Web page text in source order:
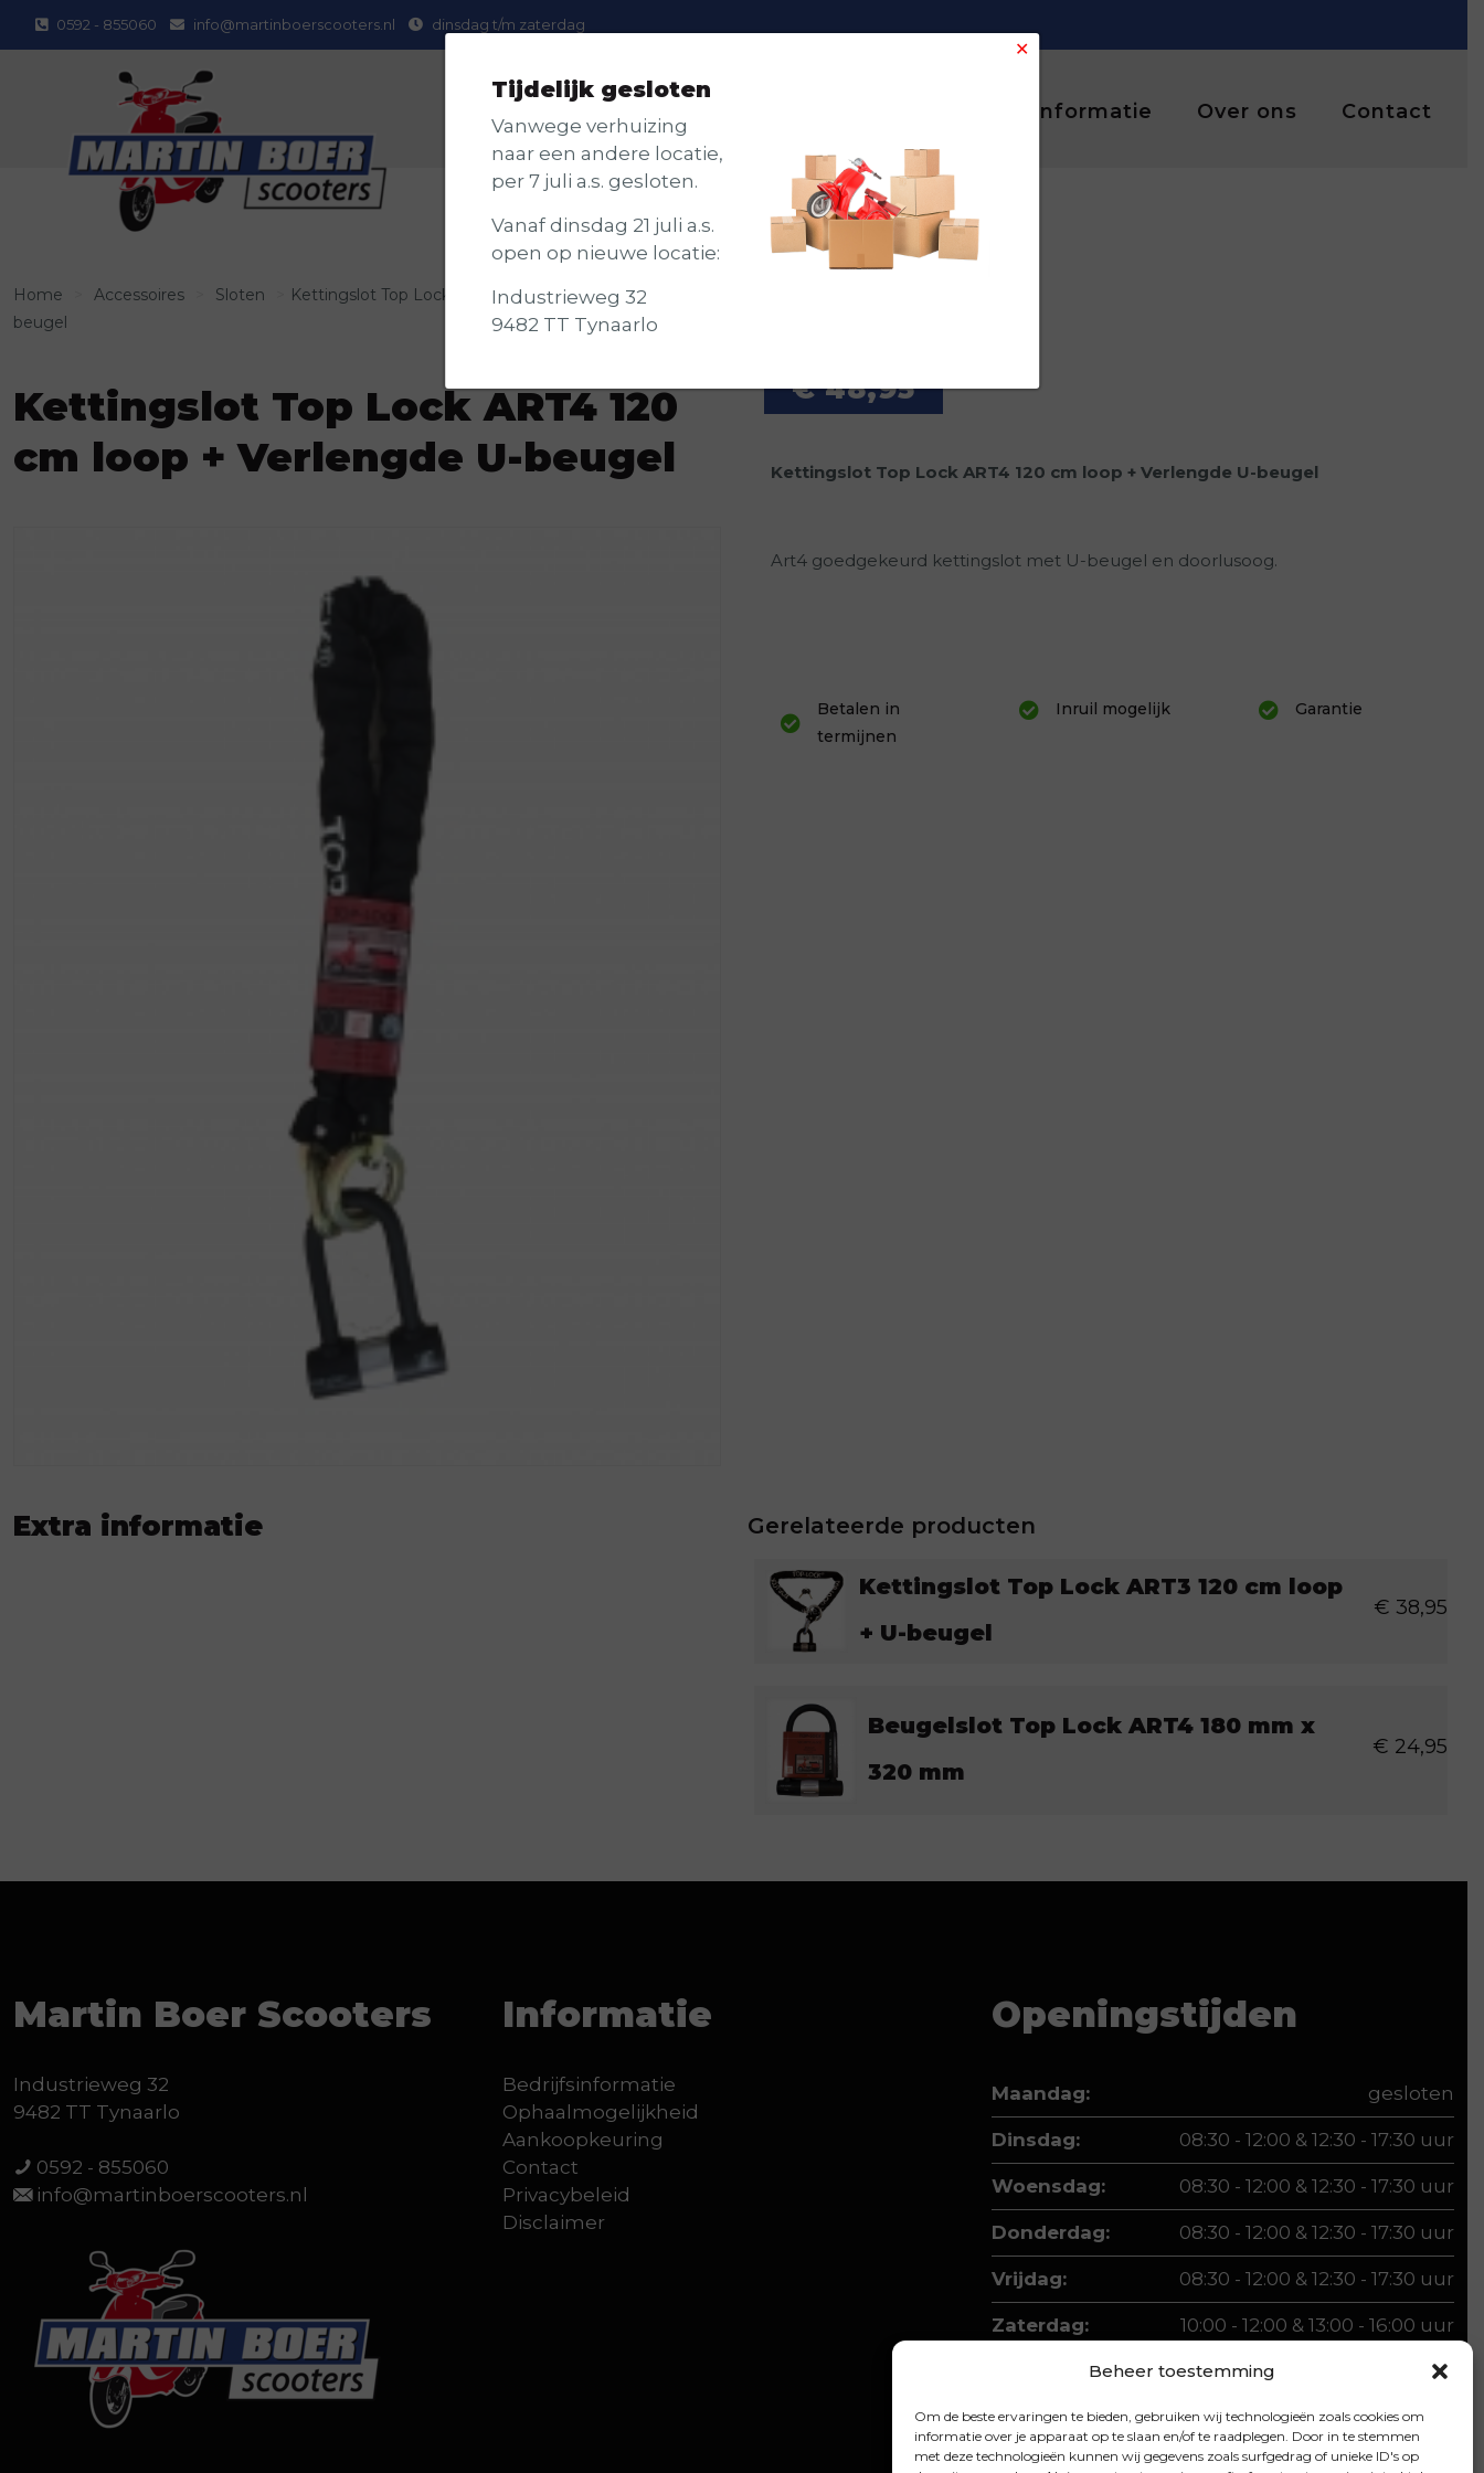
Beheer toestemming
Om de beste ervaringen te bieden, gebruiken wij technologieën zoals cookies om
informatie over je apparaat op te slaan en/of te raadplegen. Door in te stemmen
met deze technologieën kunnen wij gegevens zoals surfgedrag of unieke ID's op
0592 - 855060 info@martinboerscooters.nl dinsdag t/m zaterdag
Informatie Over ons Contact
Home Accessoires Sloten
Kettingslot Top Lock ART4 120 cm loop + Verlengde U-
beugel
Kettingslot Top Lock ART4 120
cm loop + Verlengde U-beugel
€48,95
Kettingslot Top Lock ART4 120 cm loop + Verlengde U-beugel
Art4 goedgekeurd kettingslot met U-beugel en doorlusoog.
Betalen in
termijnen
Inruil mogelijk Garantie
Extra informatie Gerelateerde producten
Kettingslot Top Lock ART3 120 cm loop
+ U-beugel
€ 38,95
Beugelslot Top Lock ART4 180 mm x
320 mm
€ 24,95
Martin Boer Scooters
Industrieweg 32
9482 TT Tynaarlo
0592 - 855060
info@martinboerscooters.nl
Informatie
Bedrijfsinformatie
Ophaalmogelijkheid
Aankoopkeuring
Contact
Privacybeleid
Disclaimer
Openingstijden
Maandag: gesloten
Dinsdag: 08:30 - 12:00 & 12:30 - 17:30 uur
Woensdag: 08:30 - 12:00 & 12:30 - 17:30 uur
Donderdag: 08:30 - 12:00 & 12:30 - 17:30 uur
Vrijdag: 08:30 - 12:00 & 12:30 - 17:30 uur
Zaterdag: 10:00 - 12:00 & 13:00 - 16:00 uur
✕
Tijdelijk gesloten
Vanwege verhuizing
naar een andere locatie,
per 7 juli a.s. gesloten.
Vanaf dinsdag 21 juli a.s.
open op nieuwe locatie:
Industrieweg 32
9482 TT Tynaarlo